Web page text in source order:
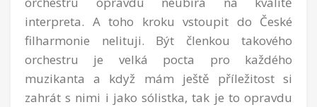
interpreta. A toho kroku vstoupit do České
filharmonie nelituji. Být členkou takového
orchestru je velká pocta pro každého
muzikanta a když mám ještě příležitost si
zahrát s nimi i jako sólistka, tak je to opravdu